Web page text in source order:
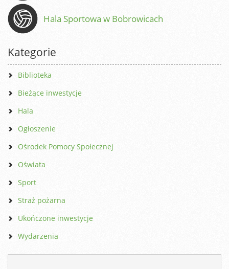
Hala Sportowa w Bobrowicach
Kategorie
Biblioteka
Bieżące inwestycje
Hala
Ogłoszenie
Ośrodek Pomocy Społecznej
Oświata
Sport
Straż pożarna
Ukończone inwestycje
Wydarzenia